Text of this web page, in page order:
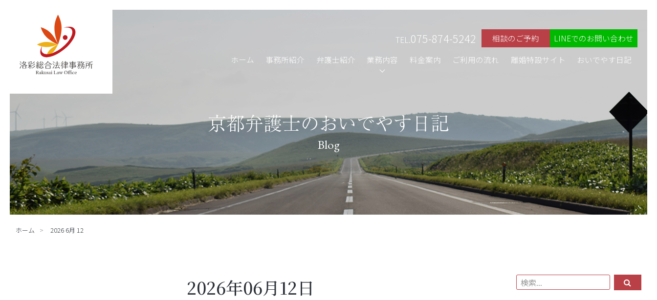
ホーム 事務所紹介 弁護士紹介 業務内容 料金案内 ご利用の流れ 離婚特設サイト おいでやす日記
TEL.075-874-5242 相談のご予約 LINEでのお問い合わせ
京都弁護士のおいでやす日記
Blog
ホーム 2026 6月 12
2026年06月12日